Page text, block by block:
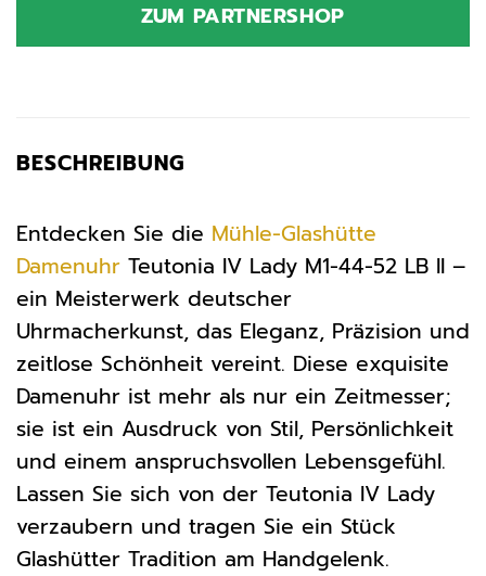
ZUM PARTNERSHOP
BESCHREIBUNG
Entdecken Sie die Mühle-Glashütte
Damenuhr Teutonia IV Lady M1-44-52 LB II –
ein Meisterwerk deutscher
Uhrmacherkunst, das Eleganz, Präzision und
zeitlose Schönheit vereint. Diese exquisite
Damenuhr ist mehr als nur ein Zeitmesser;
sie ist ein Ausdruck von Stil, Persönlichkeit
und einem anspruchsvollen Lebensgefühl.
Lassen Sie sich von der Teutonia IV Lady
verzaubern und tragen Sie ein Stück
Glashütter Tradition am Handgelenk.